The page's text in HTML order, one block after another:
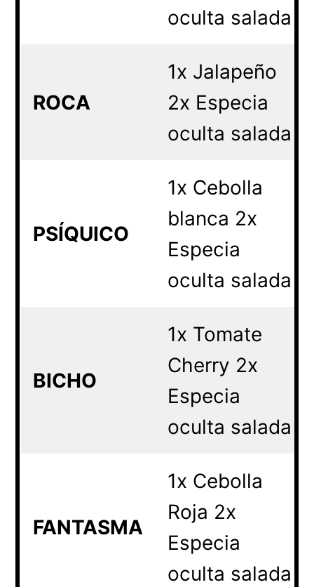
oculta salada
ROCA
1x Jalapeño
2x Especia
oculta salada
PSÍQUICO
1x Cebolla
blanca 2x
Especia
oculta salada
BICHO
1x Tomate
Cherry 2x
Especia
oculta salada
FANTASMA
1x Cebolla
Roja 2x
Especia
oculta salada